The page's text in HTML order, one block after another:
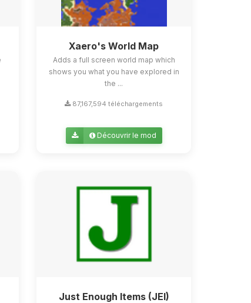
Xaero's World Map
Adds a full screen world map which
shows you what you have explored in
the ...
87,167,594 téléchargements
Découvrir le mod
Just Enough Items (JEI)